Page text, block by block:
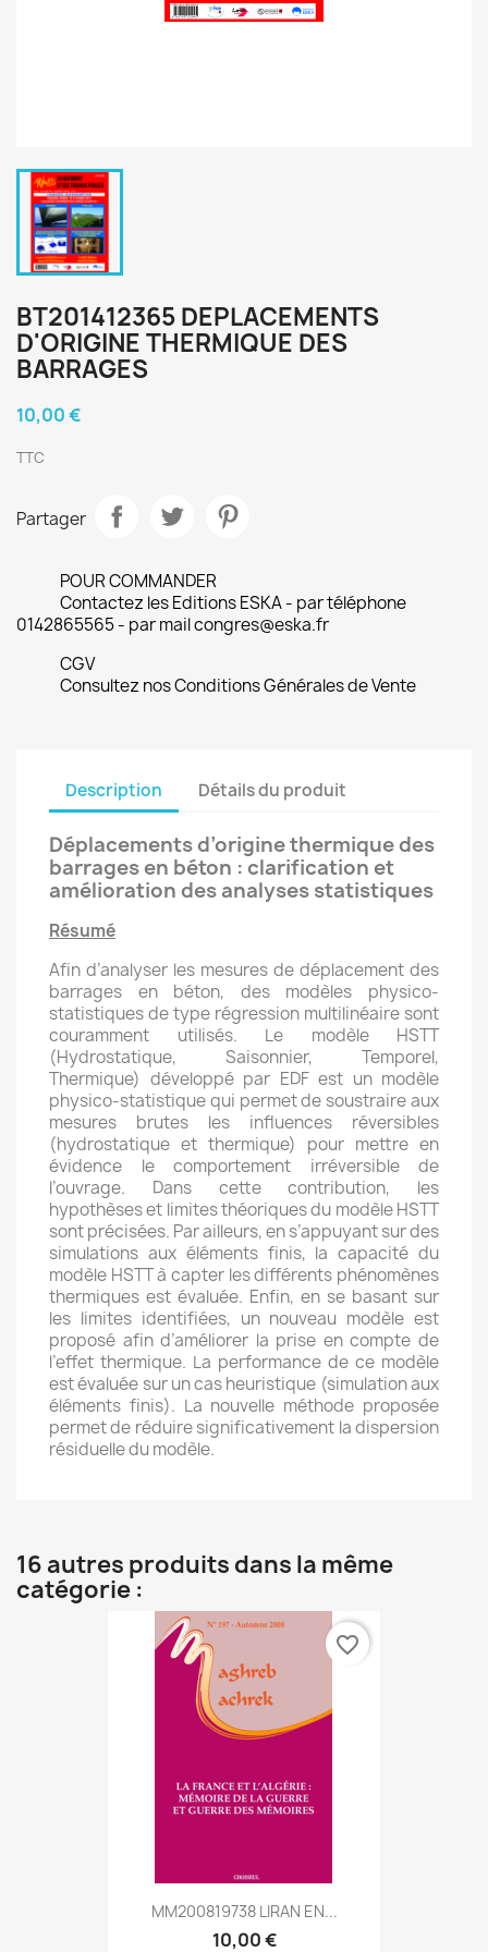
BT201412365 DEPLACEMENTS
D'ORIGINE THERMIQUE DES
BARRAGES
10,00 €
TTC
Partager
POUR COMMANDER
Contactez les Editions ESKA - par téléphone
0142865565 - par mail congres@eska.fr
CGV
Consultez nos Conditions Générales de Vente
Description Détails du produit
Déplacements d’origine thermique des
barrages en béton : clarification et
amélioration des analyses statistiques
Résumé
Afin d’analyser les mesures de déplacement des
barrages en béton, des modèles physico-
statistiques de type régression multilinéaire sont
couramment utilisés. Le modèle HSTT
(Hydrostatique, Saisonnier, Temporel,
Thermique) développé par EDF est un modèle
physico-statistique qui permet de soustraire aux
mesures brutes les influences réversibles
(hydrostatique et thermique) pour mettre en
évidence le comportement irréversible de
l’ouvrage. Dans cette contribution, les
hypothèses et limites théoriques du modèle HSTT
sont précisées. Par ailleurs, en s’appuyant sur des
simulations aux éléments finis, la capacité du
modèle HSTT à capter les différents phénomènes
thermiques est évaluée. Enfin, en se basant sur
les limites identifiées, un nouveau modèle est
proposé afin d’améliorer la prise en compte de
l’effet thermique. La performance de ce modèle
est évaluée sur un cas heuristique (simulation aux
éléments finis). La nouvelle méthode proposée
permet de réduire significativement la dispersion
résiduelle du modèle.
16 autres produits dans la même
catégorie :
MM200819738 LIRAN EN...
10,00 €
favorite_border